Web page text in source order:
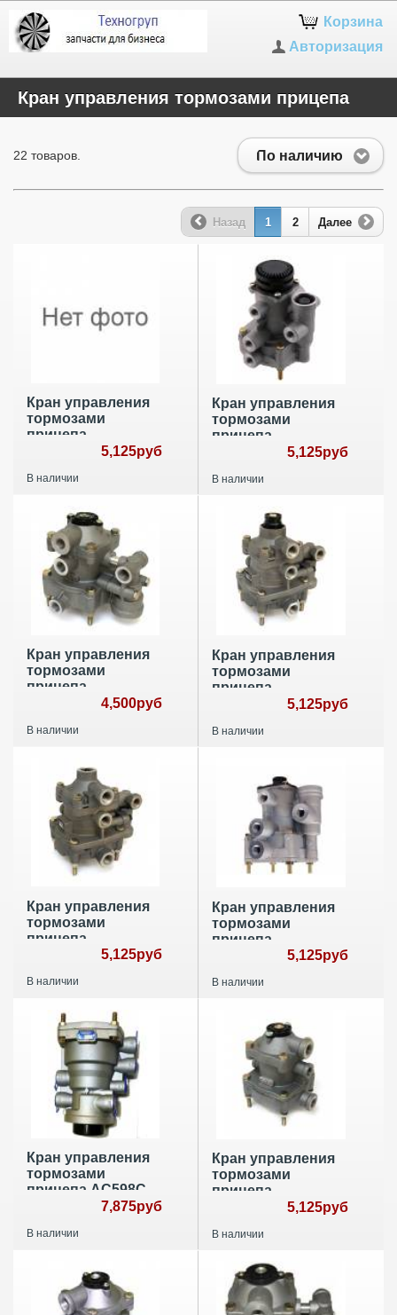
Корзина
Авторизация
Кран управления тормозами прицепа
По наличию
22 товаров.
Назад 1 2 Далее
Кран управления
тормозами
прицепа
97300200705,125руб
В наличии
Кран управления
тормозами
прицепа
97300901005,125руб
В наличии
Кран управления
тормозами
прицепа
97300252104,500руб
В наличии
Кран управления
тормозами
прицепа
04810612265,125руб
В наличии
Кран управления
тормозами
прицепа
04810612335,125руб
В наличии
Кран управления
тормозами
прицепа
97300900205,125руб
В наличии
Кран управления
тормозами
прицепа AC598C
7,875руб
В наличии
Кран управления
тормозами
прицепа
97300200005,125руб
В наличии